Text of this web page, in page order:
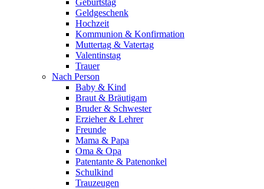
Geldgeschenk
Hochzeit
Kommunion & Konfirmation
Muttertag & Vatertag
Valentinstag
Trauer
Nach Person
Baby & Kind
Braut & Bräutigam
Bruder & Schwester
Erzieher & Lehrer
Freunde
Mama & Papa
Oma & Opa
Patentante & Patenonkel
Schulkind
Trauzeugen